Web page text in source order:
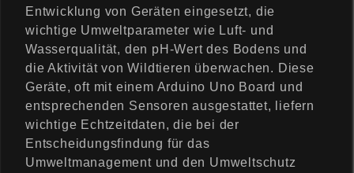
Entwicklung von Geräten eingesetzt, die
wichtige Umweltparameter wie Luft- und
Wasserqualität, den pH-Wert des Bodens und
die Aktivität von Wildtieren überwachen. Diese
Geräte, oft mit einem Arduino Uno Board und
entsprechenden Sensoren ausgestattet, liefern
wichtige Echtzeitdaten, die bei der
Entscheidungsfindung für das
Umweltmanagement und den Umweltschutz